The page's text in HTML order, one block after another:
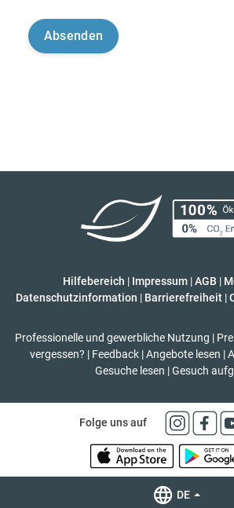
Hilfebereich | Impressum |AGB |
Datenschutzinformation | Barrierefreiheit |
Professionelle und gewerbliche Nutzung |
vergessen? | Feedback | Angebote lesen |
Gesuche lesen | Gesuch
Folge uns auf
DE